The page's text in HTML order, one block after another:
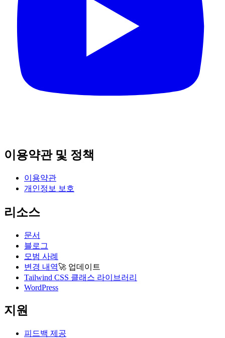
이용약관 및 정책
이용약관
개인정보 보호
리소스
문서
블로그
모범 사례
변경 내역🚀 업데이트
Tailwind CSS 클래스 라이브러리
WordPress
지원
피드백 제공